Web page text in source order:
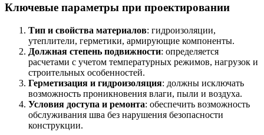
Ключевые параметры при проектировании
Тип и свойства материалов: гидроизоляции,
утеплители, герметики, армирующие компоненты.
Должная степень подвижности: определяется
расчетами с учетом температурных режимов, нагрузок и
строительных особенностей.
Герметизация и гидроизоляция: должны исключать
возможность проникновения влаги, пыли и воздуха.
Условия доступа и ремонта: обеспечить возможность
обслуживания шва без нарушения безопасности
конструкции.